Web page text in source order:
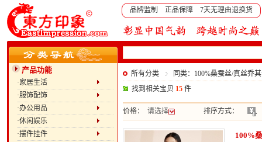
品牌监制 正品保障 7天无理由退换货
产品功能
·家居生活
·服饰配饰
·办公用品
·休闲娱乐
·摆件挂件
所有分类
同类：100%桑蚕丝/真丝乔
找到相关宝贝 15 件
价格： 请选择 排序方式：
100%